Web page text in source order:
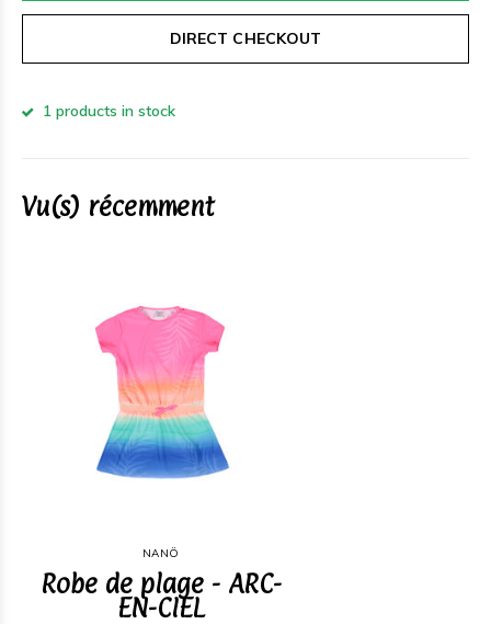
DIRECT CHECKOUT
1 products in stock
Vu(s) récemment
NANÖ
Robe de plage - ARC-
EN-CIEL